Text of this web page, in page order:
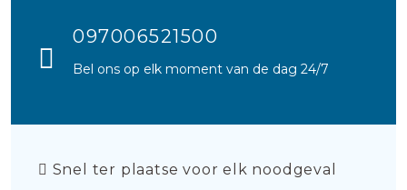
097006521500
Bel ons op elk moment van de dag 24/7
Snel ter plaatse voor elk noodgeval